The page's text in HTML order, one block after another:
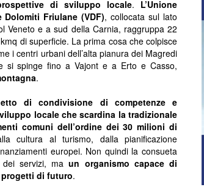
di sviluppo locale. L’Unione
Friulane (VDF), collocata sul lato
Veneto e a sud della Carnia, raggruppa 22
di superficie. La prima cosa che colpisce
i centri urbani dell’alta pianura dei Magredi
si spinge fino a Vajont e a Erto e Casso,
.
di condivisione di competenze e
locale che scardina la tradizionale
comuni dell’ordine dei 30 milioni di
cultura al turismo, dalla pianificazione
europei. Non quindi la consueta
dei servizi, maun organismo capace di
di futuro.